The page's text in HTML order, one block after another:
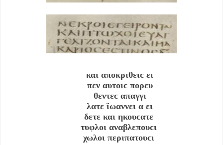
και αποκριθειϲ ει
πεν αυτοιϲ πορευ
θεντεϲ απαγγι
λατε ϊωαννει α ει
δετε και ηκουϲατε
τυφλοι αναβλεπουϲι
χωλοι περιπατουϲι